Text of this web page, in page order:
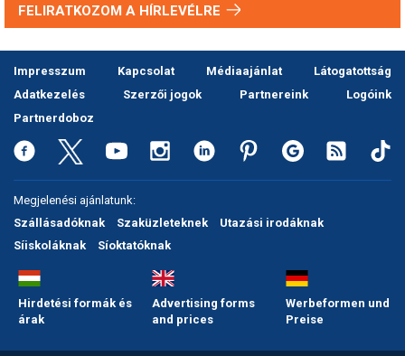
FELIRATKOZOM A HÍRLEVÉLRE
Impresszum Kapcsolat Médiaajánlat
Látogatottság
Adatkezelés
Szerzői jogok Partnereink
Logóink
Partnerdoboz
Megjelenési ajánlatunk:
Szállásadóknak
Szaküzleteknek
Utazási irodáknak
Síiskoláknak
Síoktatóknak
Hirdetési formák és
árak
Advertising forms
and prices
Werbeformen und
Preise